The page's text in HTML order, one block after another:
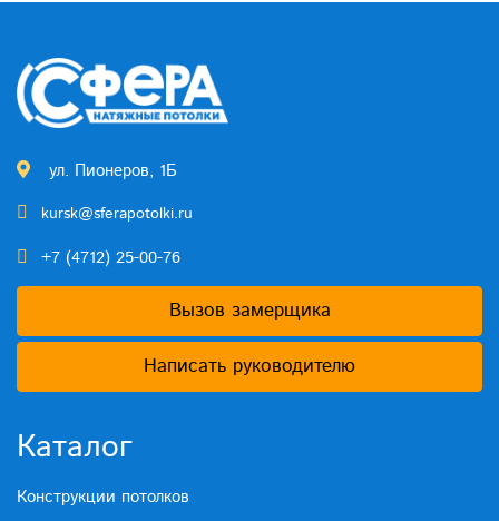
ул. Пионеров, 1Б
kursk@sferapotolki.ru
+7 (4712) 25-00-76
Вызов замерщика
Написать руководителю
Каталог
Конструкции потолков